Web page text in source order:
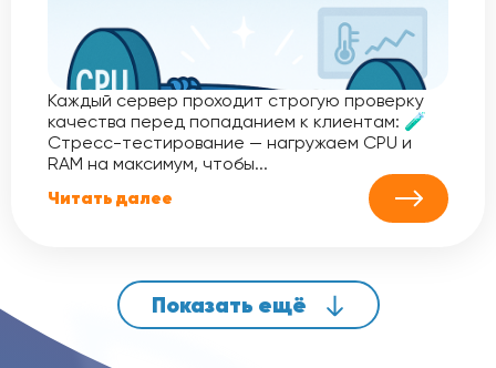
Каждый сервер проходит строгую проверку
качества перед попаданием к клиентам: 🧪
Стресс-тестирование — нагружаем CPU и
RAM на максимум, чтобы...
Читать далее
Показать ещё